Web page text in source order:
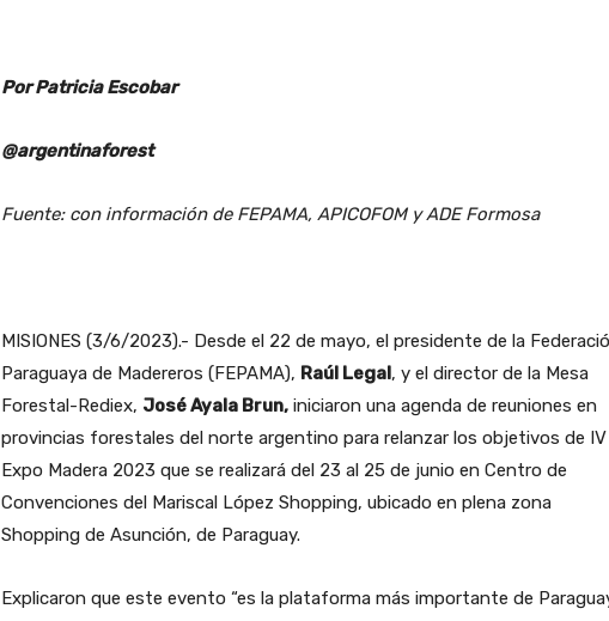
Por Patricia Escobar
@argentinaforest
Fuente: con información de FEPAMA, APICOFOM y ADE Formosa
MISIONES (3/6/2023).- Desde el 22 de mayo, el presidente de la
Paraguaya de Madereros (FEPAMA), Raúl Legal, y el director de la Mesa
Forestal-Rediex, José Ayala Brun,iniciaron una agenda de reuniones en
provincias forestales del norte argentino para relanzar los objetivos de IV
Expo Madera 2023 que se realizará del 23 al 25 de junio en Centro de
Convenciones del Mariscal López Shopping, ubicado en plena zona
Shopping de Asunción, de Paraguay.
Explicaron que este evento “es la plataforma más importante de